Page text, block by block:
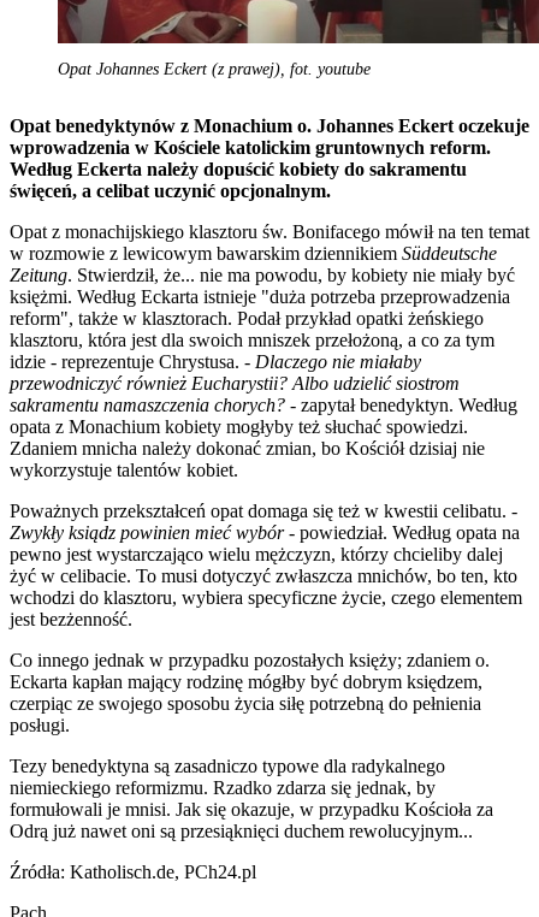
Opat Johannes Eckert (z prawej), fot. youtube
Opat benedyktynów z Monachium o. Johannes Eckert oczekuje
wprowadzenia w Kościele katolickim gruntownych reform.
Według Eckerta należy dopuścić kobiety do sakramentu
święceń, a celibat uczynić opcjonalnym.
Opat z monachijskiego klasztoru św. Bonifacego mówił na ten temat
w rozmowie z lewicowym bawarskim dziennikiem Süddeutsche
Zeitung. Stwierdził, że... nie ma powodu, by kobiety nie miały być
księżmi. Według Eckarta istnieje "duża potrzeba przeprowadzenia
reform", także w klasztorach. Podał przykład opatki żeńskiego
klasztoru, która jest dla swoich mniszek przełożoną, a co za tym
idzie - reprezentuje Chrystusa. - Dlaczego nie miałaby
przewodniczyć również Eucharystii? Albo udzielić siostrom
sakramentu namaszczenia chorych? - zapytał benedyktyn. Według
opata z Monachium kobiety mogłyby też słuchać spowiedzi.
Zdaniem mnicha należy dokonać zmian, bo Kościół dzisiaj nie
wykorzystuje talentów kobiet.
Poważnych przekształceń opat domaga się też w kwestii celibatu. -
Zwykły ksiądz powinien mieć wybór- powiedział. Według opata na
pewno jest wystarczająco wielu mężczyzn, którzy chcieliby dalej
żyć w celibacie. To musi dotyczyć zwłaszcza mnichów, bo ten, kto
wchodzi do klasztoru, wybiera specyficzne życie, czego elementem
jest bezżenność.
Co innego jednak w przypadku pozostałych księży; zdaniem o.
Eckarta kapłan mający rodzinę mógłby być dobrym księdzem,
czerpiąc ze swojego sposobu życia siłę potrzebną do pełnienia
posługi.
Tezy benedyktyna są zasadniczo typowe dla radykalnego
niemieckiego reformizmu. Rzadko zdarza się jednak, by
formułowali je mnisi. Jak się okazuje, w przypadku Kościoła za
Odrą już nawet oni są przesiąknięci duchem rewolucyjnym...
Źródła: Katholisch.de, PCh24.pl
Pach